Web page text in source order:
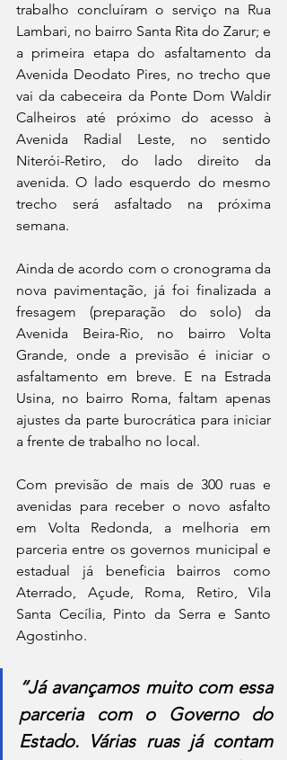
trabalho concluíram o serviço na Rua
Lambari, no bairro Santa Rita do Zarur; e
a primeira etapa do asfaltamento da
Avenida Deodato Pires, no trecho que
vai da cabeceira da Ponte Dom Waldir
Calheiros até próximo do acesso à
Avenida Radial Leste, no sentido
Niterói-Retiro, do lado direito da
avenida. O lado esquerdo do mesmo
trecho será asfaltado na próxima
semana.
Ainda de acordo com o cronograma da
nova pavimentação, já foi finalizada a
fresagem (preparação do solo) da
Avenida Beira-Rio, no bairro Volta
Grande, onde a previsão é iniciar o
asfaltamento em breve. E na Estrada
Usina, no bairro Roma, faltam apenas
ajustes da parte burocrática para iniciar
a frente de trabalho no local.
Com previsão de mais de 300 ruas e
avenidas para receber o novo asfalto
em Volta Redonda, a melhoria em
parceria entre os governos municipal e
estadual já beneficia bairros como
Aterrado, Açude, Roma, Retiro, Vila
Santa Cecília, Pinto da Serra e Santo
Agostinho.
“Já avançamos muito com essa
parceria com o Governo do
Estado. Várias ruas já contam